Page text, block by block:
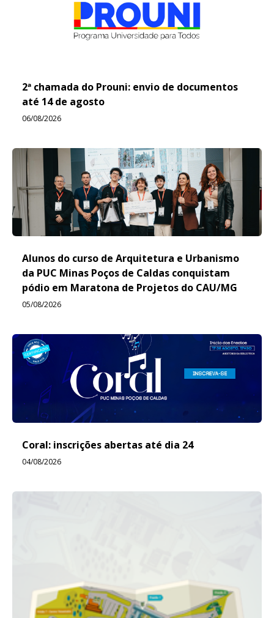
2ª chamada do Prouni: envio de documentos
até 14 de agosto
06/08/2026
Alunos do curso de Arquitetura e Urbanismo
da PUC Minas Poços de Caldas conquistam
pódio em Maratona de Projetos do CAU/MG
05/08/2026
Coral: inscrições abertas até dia 24
04/08/2026